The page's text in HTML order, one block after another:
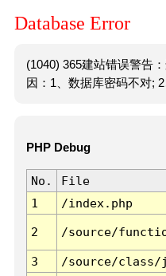
Database Error
(1040) 365建站错误警告
因：1、数据库密码不对; 2
PHP Debug
No. File
1
/index.php
2 /source/
3 /source/class/